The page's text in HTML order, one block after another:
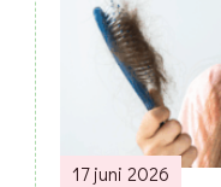
17 juni 2026